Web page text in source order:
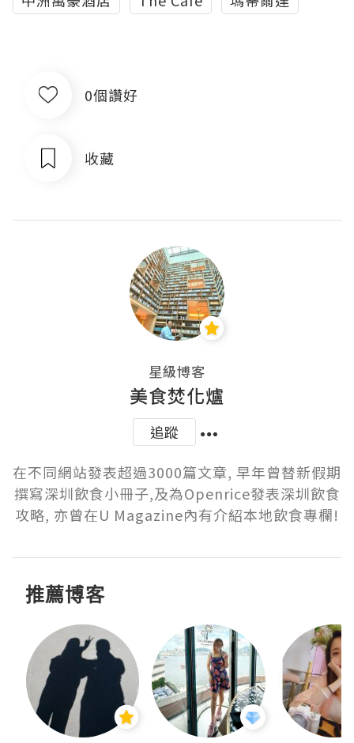
0個讚好
收藏
星級博客
美食焚化爐
追蹤
在不同網站發表超過3000篇文章, 早年曾替新假期
撰寫深圳飲食小冊子,及為Openrice發表深圳飲食
攻略, 亦曾在U Magazine內有介紹本地飲食專欄!
推薦博客